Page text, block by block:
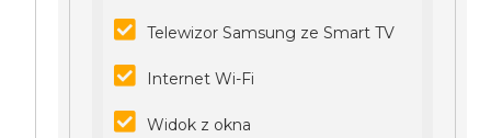
Telewizor Samsung ze Smart TV
Internet Wi-Fi
Widok z okna